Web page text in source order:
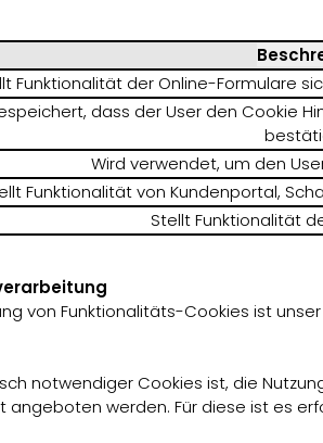
Funktionalität der Online-Formulare
dass der User den Cookie
Wird verwendet, um den
Funktionalität von Kundenportal,
Stellt Funktionalität
von Funktionalitäts-Cookies ist
notwendiger Cookies ist, die
angeboten werden. Für diese ist es